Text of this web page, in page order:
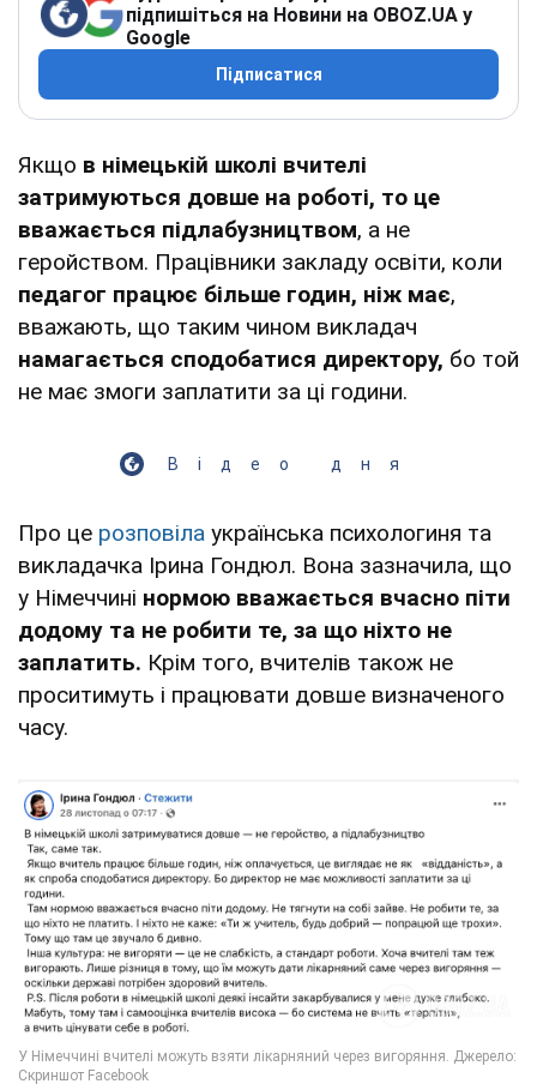
підпишіться на Новини на OBOZ.UA у
Google
Підписатися
Якщо в німецькій школі вчителі
затримуються довше на роботі, то це
вважається підлабузництвом, а не
геройством. Працівники закладу освіти, коли
педагог працює більше годин, ніж має,
вважають, що таким чином викладач
намагається сподобатися директору, бо той
не має змоги заплатити за ці години.
Відео дня
Про це розповіла українська психологиня та
викладачка Ірина Гондюл. Вона зазначила, що
у Німеччині нормою вважається вчасно піти
додому та не робити те, за що ніхто не
заплатить. Крім того, вчителів також не
проситимуть і працювати довше визначеного
часу.